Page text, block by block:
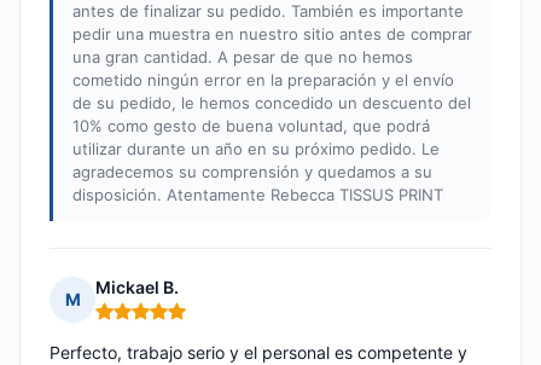
antes de finalizar su pedido. También es importante
pedir una muestra en nuestro sitio antes de comprar
una gran cantidad. A pesar de que no hemos
cometido ningún error en la preparación y el envío
de su pedido, le hemos concedido un descuento del
10% como gesto de buena voluntad, que podrá
utilizar durante un año en su próximo pedido. Le
agradecemos su comprensión y quedamos a su
disposición. Atentamente Rebecca TISSUS PRINT
M
Mickael B.
Nota: 5 de 5
Perfecto, trabajo serio y el personal es competente y